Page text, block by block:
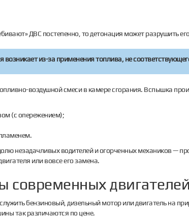
ДВС постепенно, то детонация может разрушить
возникает из-за применения топлива, не
воздушной смеси в камере сгорания. Вспышка
(с опережением);
незадачливых водителей и огорченных механиков —
или вовсе его замена.
современных двигателей
бензиновый, дизельный мотор или двигатель на
так различаются по цене.